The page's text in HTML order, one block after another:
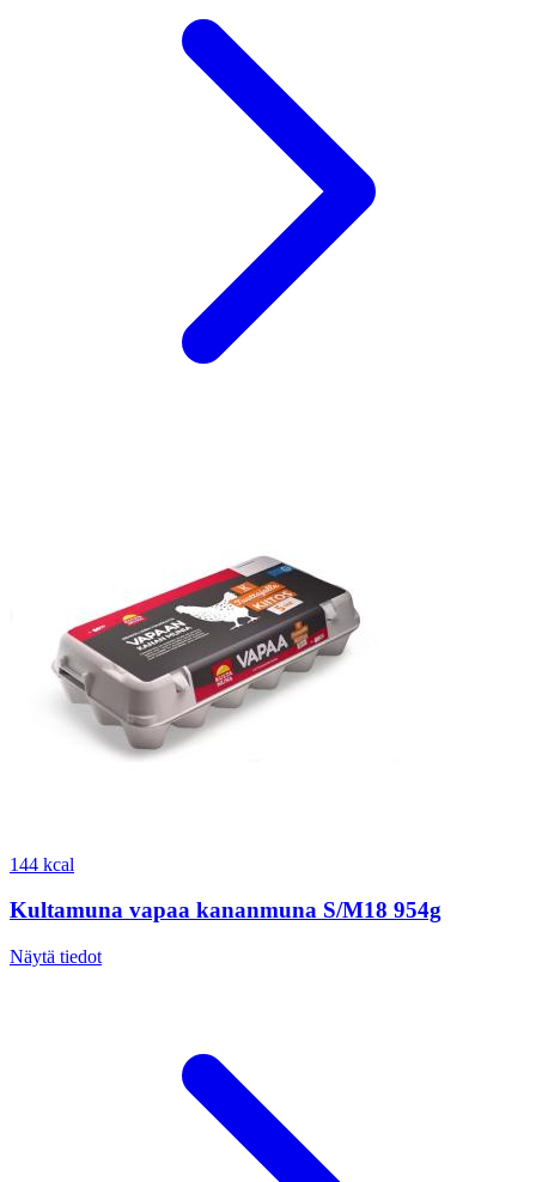
144 kcal
Kultamuna vapaa kananmuna S/M18 954g
Näytä tiedot